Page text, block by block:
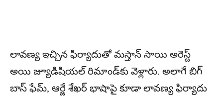
లావణ్య ఇచ్చిన ఫిర్యాదుతో మస్తాన్‌ సాయి అరెస్ట్‌
అయి జ్యూడిషియల్‌ రిమాండ్‌కు వెళ్లారు. అలాగే బిగ్‌
బాస్‌ ఫేమ్‌, ఆర్జే శేఖర్‌ భాషాపై కూడా లావణ్య ఫిర్యాదు